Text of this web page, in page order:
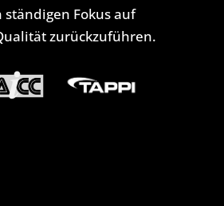
ständigen Fokus auf
zurückzuführen.